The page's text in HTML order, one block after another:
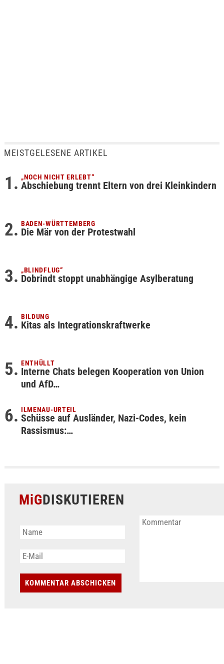
MEISTGELESENE ARTIKEL
„NOCH NICHT ERLEBT“
Abschiebung trennt Eltern von drei Kleinkindern
BADEN-WÜRTTEMBERG
Die Mär von der Protestwahl
„BLINDFLUG“
Dobrindt stoppt unabhängige Asylberatung
BILDUNG
Kitas als Integrationskraftwerke
ENTHÜLLT
Interne Chats belegen Kooperation von Union
und AfD…
ILMENAU-URTEIL
Schüsse auf Ausländer, Nazi-Codes, kein
Rassismus:…
MiGDISKUTIEREN